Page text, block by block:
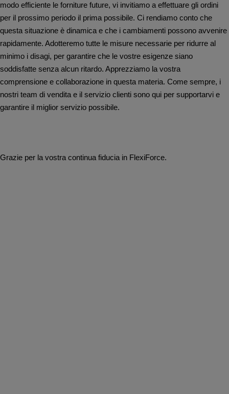
modo efficiente le forniture future, vi invitiamo a effettuare gli ordini
per il prossimo periodo il prima possibile. Ci rendiamo conto che
questa situazione è dinamica e che i cambiamenti possono avvenire
rapidamente. Adotteremo tutte le misure necessarie per ridurre al
minimo i disagi, per garantire che le vostre esigenze siano
soddisfatte senza alcun ritardo. Apprezziamo la vostra
comprensione e collaborazione in questa materia. Come sempre, i
nostri team di vendita e il servizio clienti sono qui per supportarvi e
garantire il miglior servizio possibile.
Grazie per la vostra continua fiducia in FlexiForce.